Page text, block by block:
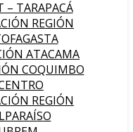
– TARAPACÁ
REGIÓN
ATACAMA
COQUIMBO
REGIÓN